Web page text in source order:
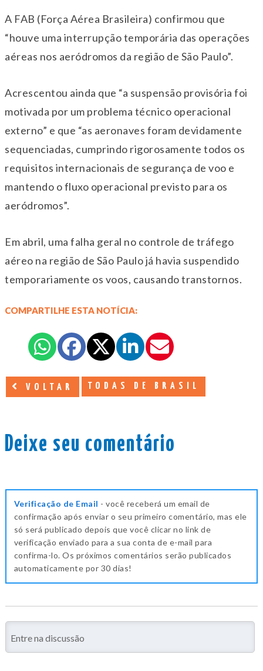
A FAB (Força Aérea Brasileira) confirmou que
“houve uma interrupção temporária das operações
aéreas nos aeródromos da região de São Paulo”.
Acrescentou ainda que “a suspensão provisória foi
motivada por um problema técnico operacional
externo” e que “as aeronaves foram devidamente
sequenciadas, cumprindo rigorosamente todos os
requisitos internacionais de segurança de voo e
mantendo o fluxo operacional previsto para os
aeródromos”.
Em abril, uma falha geral no controle de tráfego
aéreo na região de São Paulo já havia suspendido
temporariamente os voos, causando transtornos.
COMPARTILHE ESTA NOTÍCIA:
VOLTAR TODAS DE BRASIL
Deixe seu comentário
Verificação de Email - você receberá um email de
confirmação após enviar o seu primeiro comentário, mas ele
só será publicado depois que você clicar no link de
verificação enviado para a sua conta de e-mail para
confirma-lo. Os próximos comentários serão publicados
automaticamente por 30 dias!